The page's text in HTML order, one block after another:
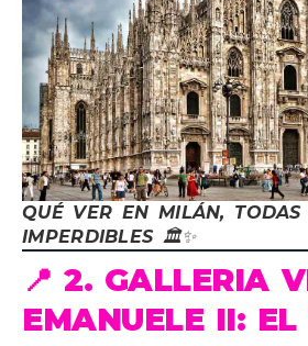
QUÉ VER EN MILÁN, TODAS
IMPERDIBLES🏛️✨
📍 2. GALLERIA
EMANUELE II: